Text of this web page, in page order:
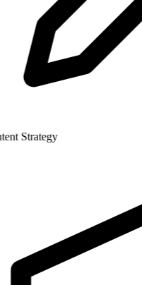
Strategy